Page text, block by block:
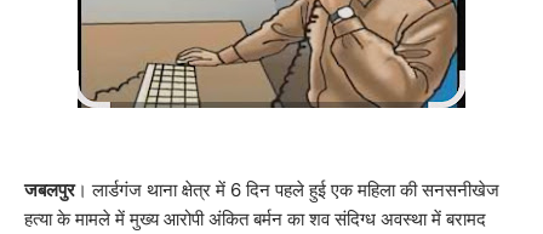
जबलपुर। लार्डगंज थाना क्षेत्र में 6 दिन पहले हुई एक महिला की सनसनीखेज
हत्या के मामले में मुख्य आरोपी अंकित बर्मन का शव संदिग्ध अवस्था में बरामद